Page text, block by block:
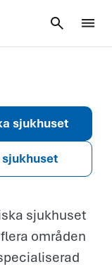
sjukhuset
sjukhuset
områden